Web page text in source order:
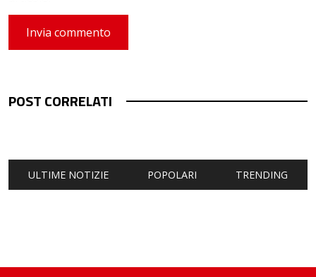
POST CORRELATI
ULTIME NOTIZIE POPOLARI TRENDING